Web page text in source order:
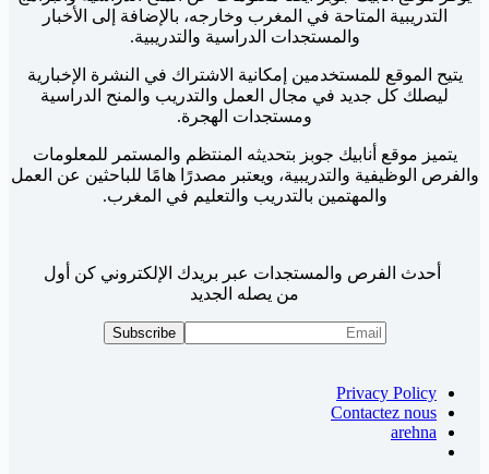
التدريبية المتاحة في المغرب وخارجه، بالإضافة إلى الأخبار
والمستجدات الدراسية والتدريبية.
يتيح الموقع للمستخدمين إمكانية الاشتراك في النشرة الإخبارية
ليصلك كل جديد في مجال العمل والتدريب والمنح الدراسية
ومستجدات الهجرة.
يتميز موقع أنابيك جوبز بتحديثه المنتظم والمستمر للمعلومات
والفرص الوظيفية والتدريبية، ويعتبر مصدرًا هامًا للباحثين عن العمل
والمهتمين بالتدريب والتعليم في المغرب.
أحدث الفرص والمستجدات عبر بريدك الإلكتروني كن أول
من يصله الجديد
Privacy Policy
Contactez nous
arehna